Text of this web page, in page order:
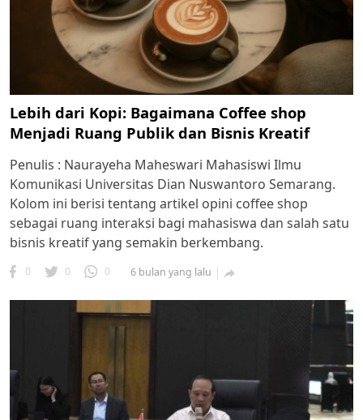
cipta.
Lebih dari Kopi: Bagaimana Coffee shop
Menjadi Ruang Publik dan Bisnis Kreatif
Penulis : Naurayeha Maheswari Mahasiswi Ilmu
Komunikasi Universitas Dian Nuswantoro Semarang.
Kolom ini berisi tentang artikel opini coffee shop
sebagai ruang interaksi bagi mahasiswa dan salah satu
bisnis kreatif yang semakin berkembang.
0 0 0 6 bulan yang lalu 